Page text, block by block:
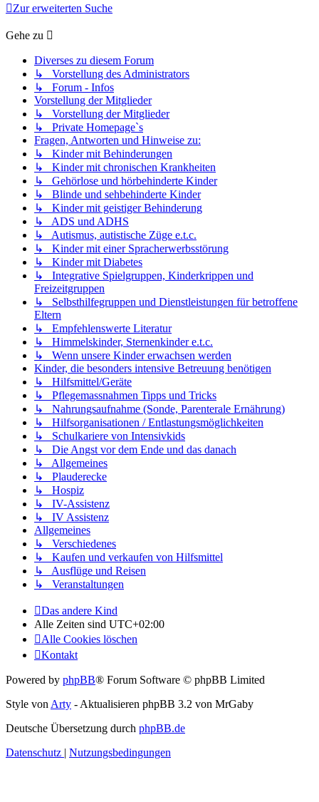
Zur erweiterten Suche
Gehe zu
Diverses zu diesem Forum
↳ Vorstellung des Administrators
↳ Forum - Infos
Vorstellung der Mitglieder
↳ Vorstellung der Mitglieder
↳ Private Homepage`s
Fragen, Antworten und Hinweise zu:
↳ Kinder mit Behinderungen
↳ Kinder mit chronischen Krankheiten
↳ Gehörlose und hörbehinderte Kinder
↳ Blinde und sehbehinderte Kinder
↳ Kinder mit geistiger Behinderung
↳ ADS und ADHS
↳ Autismus, autistische Züge e.t.c.
↳ Kinder mit einer Spracherwerbsstörung
↳ Kinder mit Diabetes
↳ Integrative Spielgruppen, Kinderkrippen und
Freizeitgruppen
↳ Selbsthilfegruppen und Dienstleistungen für betroffene
Eltern
↳ Empfehlenswerte Literatur
↳ Himmelskinder, Sternenkinder e.t.c.
↳ Wenn unsere Kinder erwachsen werden
Kinder, die besonders intensive Betreuung benötigen
↳ Hilfsmittel/Geräte
↳ Pflegemassnahmen Tipps und Tricks
↳ Nahrungsaufnahme (Sonde, Parenterale Ernährung)
↳ Hilfsorganisationen / Entlastungsmöglichkeiten
↳ Schulkariere von Intensivkids
↳ Die Angst vor dem Ende und das danach
↳ Allgemeines
↳ Plauderecke
↳ Hospiz
↳ IV-Assistenz
↳ IV Assistenz
Allgemeines
↳ Verschiedenes
↳ Kaufen und verkaufen von Hilfsmittel
↳ Ausflüge und Reisen
↳ Veranstaltungen
Das andere Kind
Alle Zeiten sind UTC+02:00
Alle Cookies löschen
Kontakt
Powered by phpBB® Forum Software © phpBB Limited
Style von Arty - Aktualisieren phpBB 3.2 von MrGaby
Deutsche Übersetzung durch phpBB.de
Datenschutz | Nutzungsbedingungen